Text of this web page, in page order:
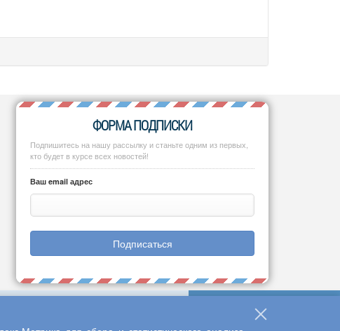
ФОРМА ПОДПИСКИ
Подпишитесь на нашу рассылку и станьте одним из первых,
кто будет в курсе всех новостей!
Ваш email адрес
Подписаться